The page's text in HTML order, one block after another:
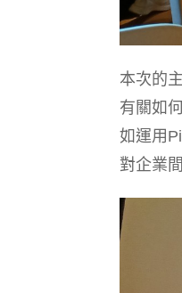
本次的
有關如
如運用
對企業